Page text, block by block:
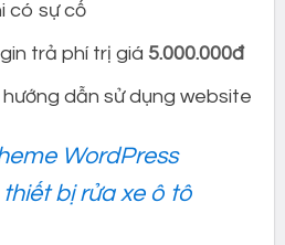
có sự cố
trả phí trị giá 5.000.000đ
dẫn sử dụng website
WordPress
bị rửa xe ô tô